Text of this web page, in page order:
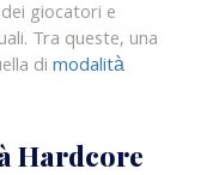
giocatori e
Tra queste, una
dimodalità
Hardcore